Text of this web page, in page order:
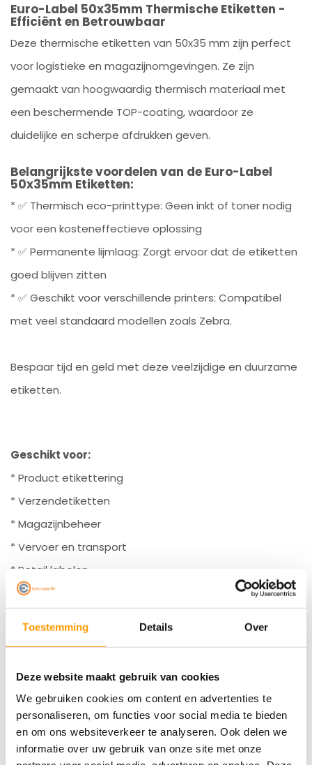
Toestemming Details Over
Deze website maakt gebruik van cookies
We gebruiken cookies om content en advertenties te
personaliseren, om functies voor social media te bieden
en om ons websiteverkeer te analyseren. Ook delen we
informatie over uw gebruik van onze site met onze
Euro-Label 50x35mm Thermische Etiketten -
Efficiënt en Betrouwbaar
Deze thermische etiketten van 50x35 mm zijn perfect
voor logistieke en magazijnomgevingen. Ze zijn
gemaakt van hoogwaardig thermisch materiaal met
een beschermende TOP-coating, waardoor ze
duidelijke en scherpe afdrukken geven.
Belangrijkste voordelen van de Euro-Label
50x35mm Etiketten:
* ✅ Thermisch eco-printtype: Geen inkt of toner nodig
voor een kosteneffectieve oplossing
* ✅ Permanente lijmlaag: Zorgt ervoor dat de etiketten
goed blijven zitten
* ✅ Geschikt voor verschillende printers: Compatibel
met veel standaard modellen zoals Zebra.
Bespaar tijd en geld met deze veelzijdige en duurzame
etiketten.
Geschikt voor:
* Product etikettering
* Verzendetiketten
* Magazijnbeheer
* Vervoer en transport
* Retail labelen
Onze labels zijn geschikt voor een breed scala aan
labeldesktopprinters met een maximale rol-diameter
Zebra(ZD220D ,ZD421D) TSC, Godex, Sato, Citizen,
Toshiba, Intermec, Honeywell en natuurlijk ons eigen
merk Euro-Label printers!(EL-1180,EL-1190 )